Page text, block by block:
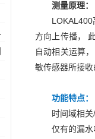
测量原理：
方向上传播，
自动相关运算
敏传感器所接
功能特点：
时间域相
仅有的漏